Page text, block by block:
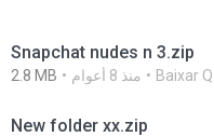
Snapchat nudes n 3.zip
2.8 MB منذ 8 أعوام Baixar Q.
New folder xx.zip